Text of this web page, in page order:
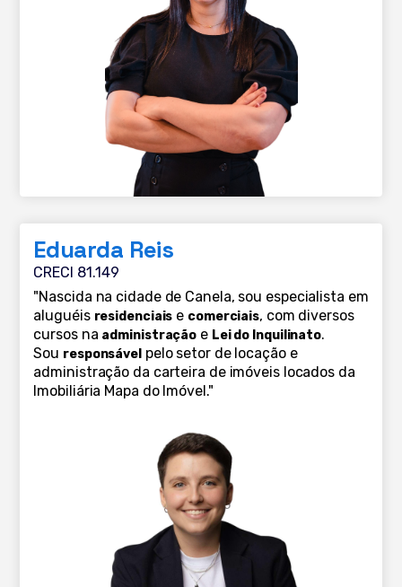
Eduarda Reis
CRECI 81.149
"Nascida na cidade de Canela, sou especialista em
aluguéis residenciais e comerciais, com diversos
cursos na administração e Lei do Inquilinato.
Sou responsável pelo setor de locação e
administração da carteira de imóveis locados da
Imobiliária Mapa do Imóvel."